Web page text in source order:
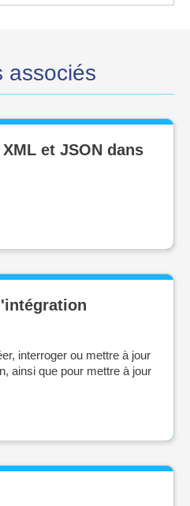
associés
et JSON dans
interroger ou mettre à jour
ainsi que pour mettre à jour